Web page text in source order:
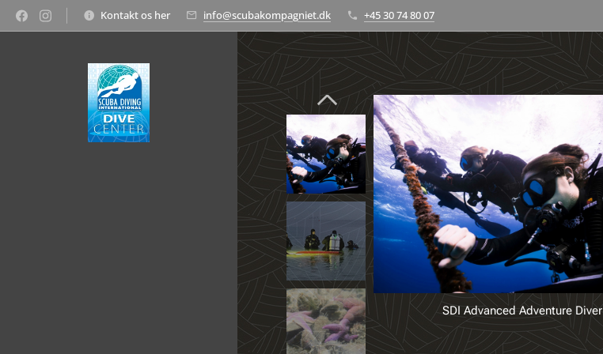
Kontakt os her info@scubakompagniet.dk +45 30 74 80 07
SDI Advanced Adventure Diver